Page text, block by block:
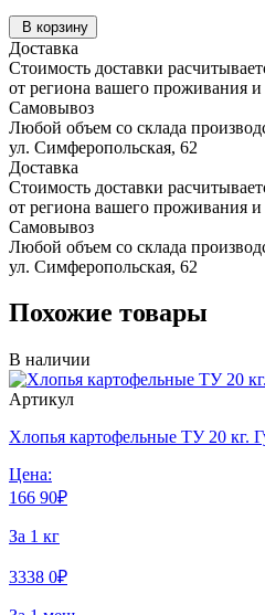
В корзину
Доставка
Стоимость доставки
от региона вашего проживания и
Самовывоз
Любой объем со склада
ул. Симферопольская, 62
Доставка
Стоимость доставки
от региона вашего проживания и
Самовывоз
Любой объем со склада
ул. Симферопольская, 62
Похожие товары
В наличии
Артикул
Хлопья картофельные ТУ 20 кг.
Цена:
166 90₽
За 1 кг
3338 0₽